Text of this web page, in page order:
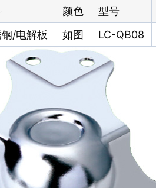
颜色 型号
/电解板 如图 LC-QB08